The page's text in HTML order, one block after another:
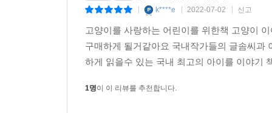
k****e 2022-07-02 신고
고양이를 사랑하는 어린이를 위한책 고양이
구매하게 될거같아요 국내작가들의 글솜씨과
하게 읽을수 있는 국내 최고의 아이를 이야기
1명이 이 리뷰를 추천합니다.